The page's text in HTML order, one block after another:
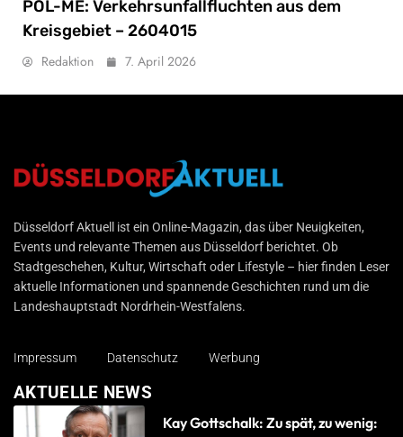
POL-ME: Verkehrsunfallfluchten aus dem
Kreisgebiet – 2604015
Redaktion 7. April 2026
Düsseldorf Aktuell
Düsseldorf Aktuell ist ein Online-Magazin, das über Neuigkeiten,
Events und relevante Themen aus Düsseldorf berichtet. Ob
Stadtgeschehen, Kultur, Wirtschaft oder Lifestyle – hier finden Leser
aktuelle Informationen und spannende Geschichten rund um die
Landeshauptstadt Nordrhein-Westfalens.
Impressum Datenschutz Werbung
AKTUELLE NEWS
Kay Gottschalk: Zu spät, zu wenig: